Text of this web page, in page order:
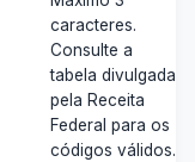
caracteres.
Consulte a
tabela divulgada
pela Receita
Federal para os
códigos válidos.